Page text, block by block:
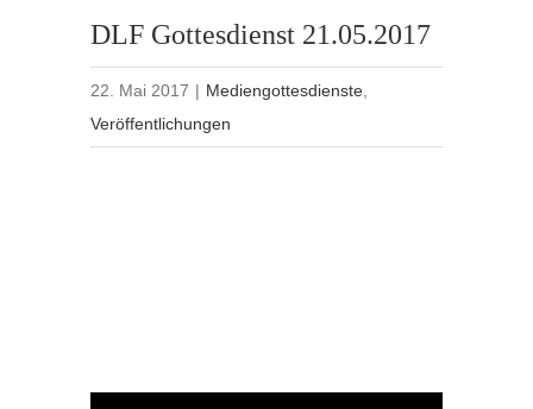
DLF Gottesdienst 21.05.2017
22. Mai 2017 | Mediengottesdienste,
Veröffentlichungen